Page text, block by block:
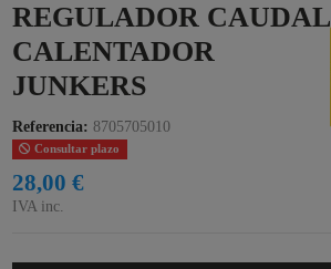
REGULADOR CAUDAL
CALENTADOR
JUNKERS
Referencia: 8705705010
Consultar plazo
28,00 €
IVA inc.